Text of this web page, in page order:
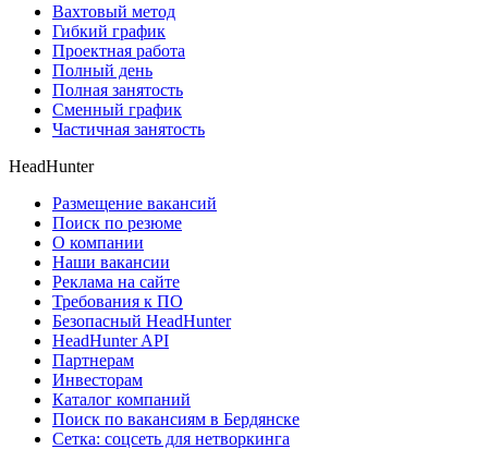
Вахтовый метод
Гибкий график
Проектная работа
Полный день
Полная занятость
Сменный график
Частичная занятость
HeadHunter
Размещение вакансий
Поиск по резюме
О компании
Наши вакансии
Реклама на сайте
Требования к ПО
Безопасный HeadHunter
HeadHunter API
Партнерам
Инвесторам
Каталог компаний
Поиск по вакансиям в Бердянске
Сетка: соцсеть для нетворкинга